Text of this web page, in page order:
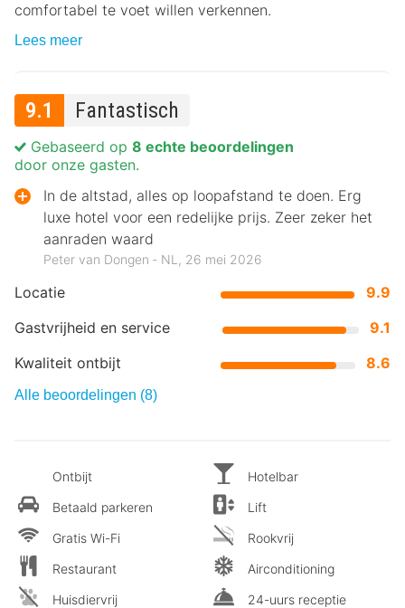
comfortabel te voet willen verkennen.
Lees meer
9.1 Fantastisch
Locatie
9.9
Gastvrijheid en service
9.1
Kwaliteit ontbijt
8.6
Gebaseerd op 8 echte beoordelingen
door onze gasten.
In de altstad, alles op loopafstand te doen. Erg
luxe hotel voor een redelijke prijs. Zeer zeker het
aanraden waard
Peter van Dongen ‐ NL, 26 mei 2026
Alle beoordelingen (8)
Ontbijt
Betaald parkeren
Gratis Wi-Fi
Restaurant
Huisdiervrij
Hotelbar
Lift
Rookvrij
Airconditioning
24-uurs receptie